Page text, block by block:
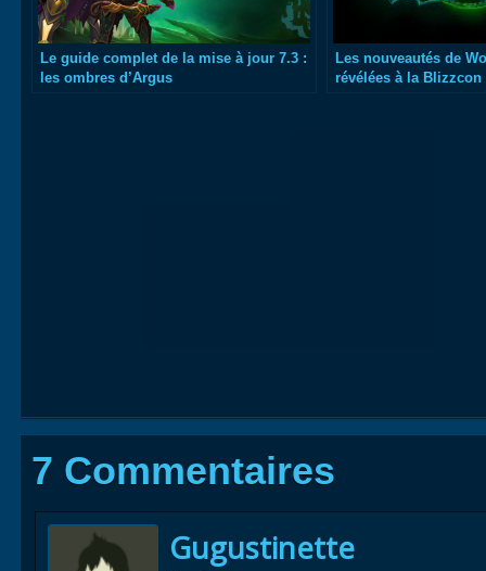
Le guide complet de la mise à jour 7.3 :
les ombres d’Argus
Les nouveautés de
révélées à la Blizzcon
7 Commentaires
Gugustinette